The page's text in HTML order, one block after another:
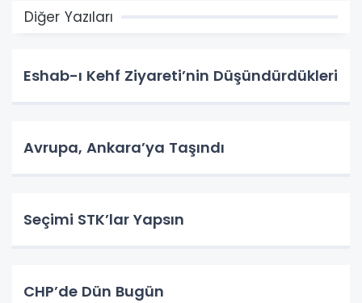
Diğer Yazıları
Eshab-ı Kehf Ziyareti’nin Düşündürdükleri
Avrupa, Ankara’ya Taşındı
Seçimi STK’lar Yapsın
CHP’de Dün Bugün